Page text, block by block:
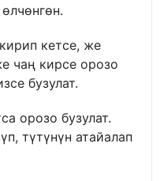
кетсе, же
чаң кирсе орозо
бузулат.
орозо бузулат.
түтүнүн атайалап